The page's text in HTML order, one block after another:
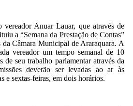
vereador Anuar Lauar, que através de
a “Semana da Prestação de Contas”
da Câmara Municipal de Araraquara. A
vereador um tempo semanal de 10
de seu trabalho parlamentar através da
deverão ser levadas ao ar às
e sextas-feiras, em dois horários.